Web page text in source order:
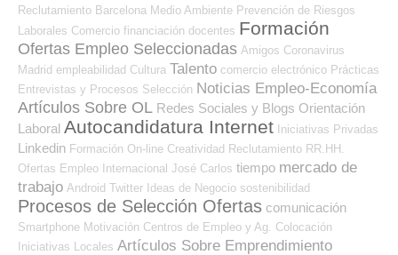
Reclutamiento Barcelona Medio Ambiente Prevención de Riesgos
Laborales Comercio financiación docentes Formación
Ofertas Empleo Seleccionadas Amigos Coronavirus
Madrid empleabilidad Cultura Talento comercio electrónico Prácticas
Entrevistas y Procesos Selección Noticias Empleo-Economía
Artículos Sobre OL Redes Sociales y Blogs Orientación
Laboral Autocandidatura Internet Iniciativas Privadas
Linkedin Formación On-line Creatividad Reclutamiento RR.HH.
Ofertas Empleo Internacional José Carlos tiempo mercado de
trabajo Android Twitter Ideas de Negocio sostenibilidad
Procesos de Selección Ofertas comunicación
Smartphone Motivación Centros de Empleo y Ag. Colocación
Iniciativas Locales Artículos Sobre Emprendimiento